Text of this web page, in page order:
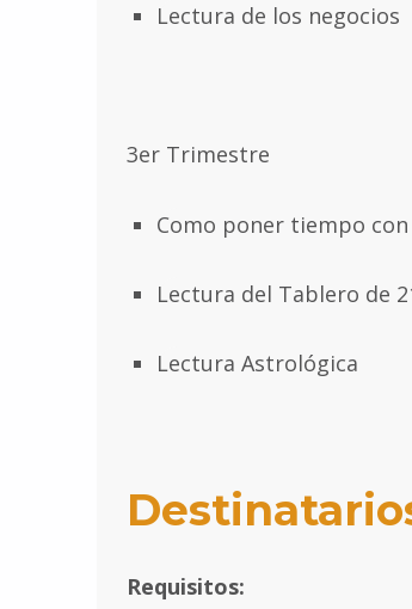
Lectura de los negocios
3er Trimestre
Como poner tiempo
Lectura del Tablero de
Lectura Astrológica
Requisitos: